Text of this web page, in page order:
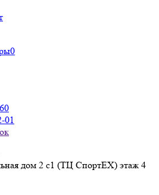
0
01
дом 2 с1 (ТЦ СпортEX) этаж 4